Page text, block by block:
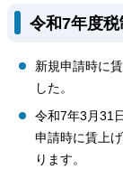
令和7年度
新規申請時に
した。
令和7年3月31
申請時に賃上
ります。